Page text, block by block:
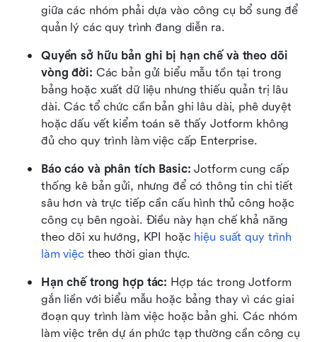
giữa các nhóm phải dựa vào công cụ bổ sung để
quản lý các quy trình đang diễn ra.
Quyền sở hữu bản ghi bị hạn chế và theo dõi
vòng đời: Các bản gửi biểu mẫu tồn tại trong
bảng hoặc xuất dữ liệu nhưng thiếu quản trị lâu
dài. Các tổ chức cần bản ghi lâu dài, phê duyệt
hoặc dấu vết kiểm toán sẽ thấy Jotform không
đủ cho quy trình làm việc cấp Enterprise.
Báo cáo và phân tích Basic: Jotform cung cấp
thống kê bản gửi, nhưng để có thông tin chi tiết
sâu hơn và trực tiếp cần cấu hình thủ công hoặc
công cụ bên ngoài. Điều này hạn chế khả năng
theo dõi xu hướng, KPI hoặc hiệu suất quy trình
làm việc theo thời gian thực.
Hạn chế trong hợp tác: Hợp tác trong Jotform
gắn liền với biểu mẫu hoặc bảng thay vì các giai
đoạn quy trình làm việc hoặc bản ghi. Các nhóm
làm việc trên dự án phức tạp thường cần công cụ